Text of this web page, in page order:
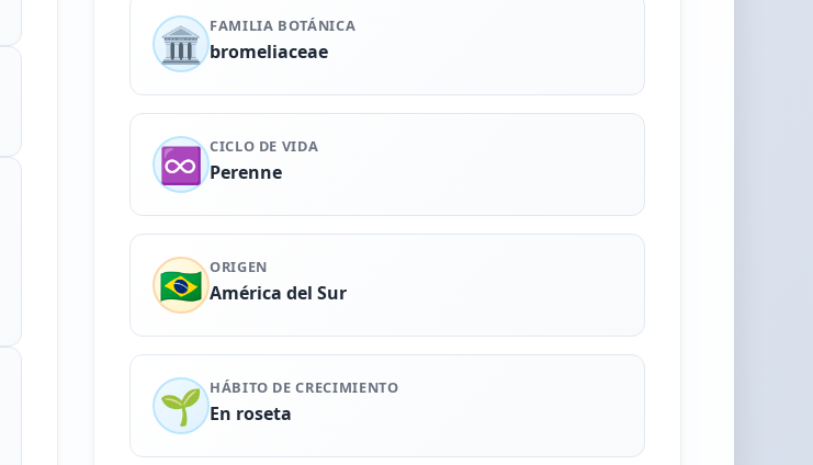
🏛️ FAMILIA BOTÁNICA
bromeliaceae
♾️ CICLO DE VIDA
Perenne
🇧🇷 ORIGEN
América del Sur
🌱 HÁBITO DE CRECIMIENTO
En roseta